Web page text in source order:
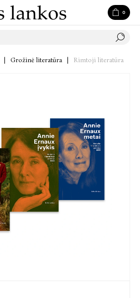
0
Grožinė literatūra Rimtoji literatūra